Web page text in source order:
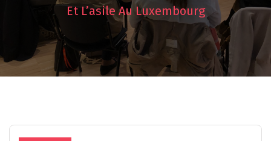
Et L’asile Au Luxembourg